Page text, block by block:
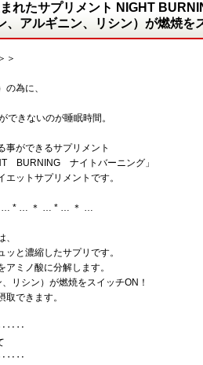
れたサプリメント NIGHT
アルギニン、リシン）が燃焼を
＞
為に、
できないのが睡眠時間。
事ができるサプリメント
BURNING ナイトバーニング」
ットサプリメントです。
* … ＊ … * … ＊ …
と濃縮したサプリです。
ミノ酸に分解します。
リシン）が燃焼をスイッチON！
できます。